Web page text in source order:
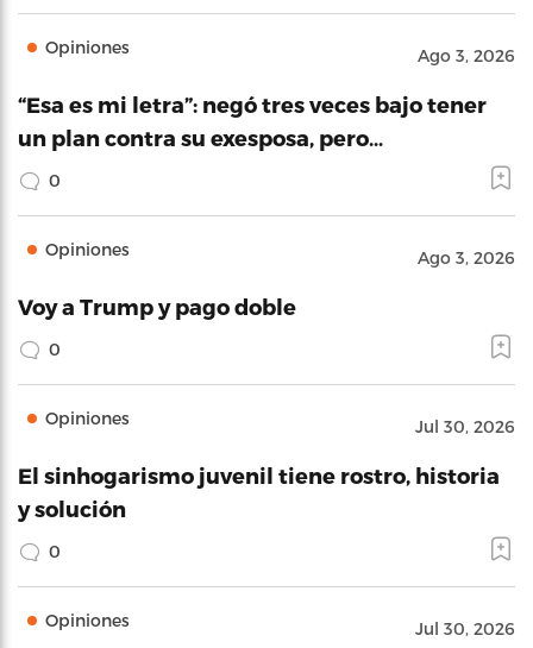
Opiniones Ago 3, 2026
“Esa es mi letra”: negó tres veces bajo tener
un plan contra su exesposa, pero…
0
Opiniones Ago 3, 2026
Voy a Trump y pago doble
0
Opiniones Jul 30, 2026
El sinhogarismo juvenil tiene rostro, historia
y solución
0
Opiniones Jul 30, 2026